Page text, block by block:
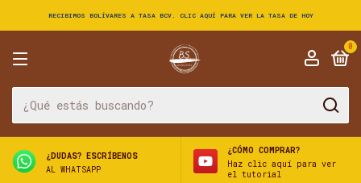
RECIBIMOS BOLÍVARES A TASA BCV. CLIC AQUÍ PARA VER LA TASA DE HOY
0
¿DUDAS? ESCRÍBENOS
AL WHATSAPP
¿CÓMO COMPRAR?
Haz clic aquí para ver
el tutorial